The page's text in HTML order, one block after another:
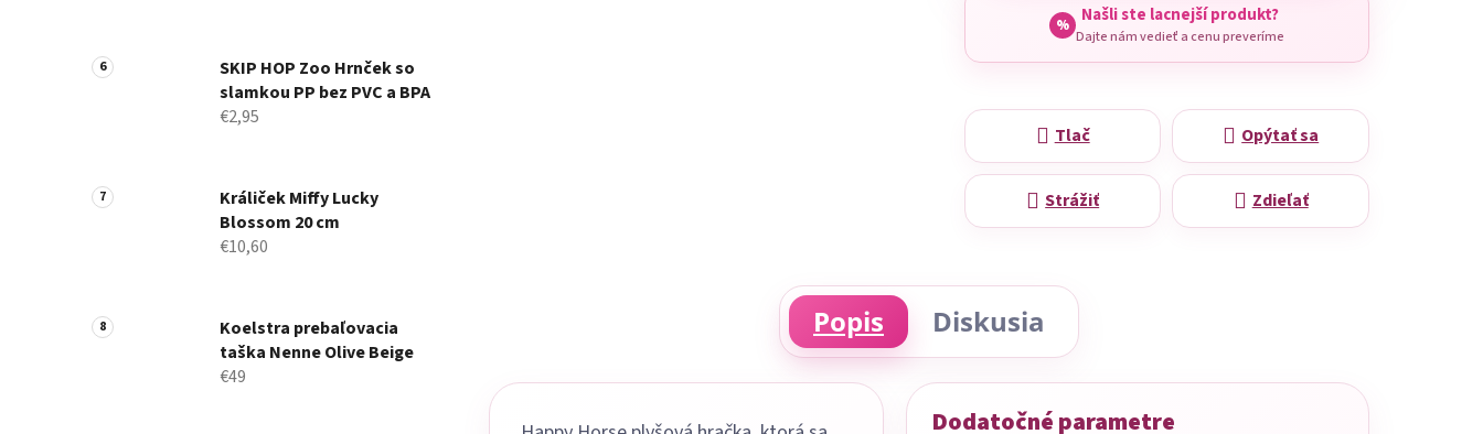
SKIP HOP Zoo Hrnček so
slamkou PP bez PVC a BPA
€2,95
Králiček Miffy Lucky
Blossom 20 cm
€10,60
Koelstra prebaľovacia
taška Nenne Olive Beige
€49
% Našli ste lacnejší produkt?
Dajte nám vedieť a cenu preveríme
Tlač Opýtať sa
Strážiť Zdieľať
Popis Diskusia
Dodatočné parametre